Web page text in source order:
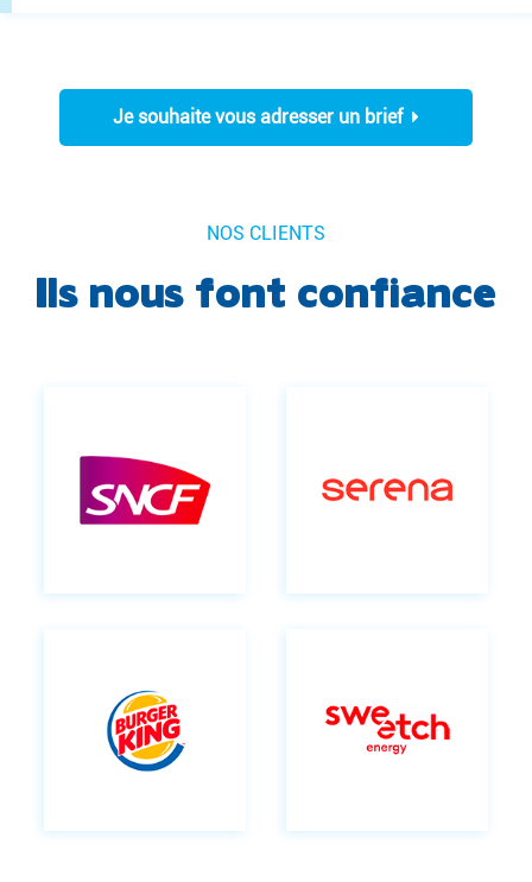
Je souhaite vous adresser un brief
NOS CLIENTS
Ils nous font confiance